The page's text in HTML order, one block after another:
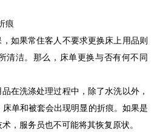
痕
如果常住客人不要求更换床上用品则
清洁。那么，床单更换与否有何不同
在洗涤处理过程中，除了水洗以外，
单和被套会出现明显的折痕。如果是
，服务员也不可能将其恢复原状。